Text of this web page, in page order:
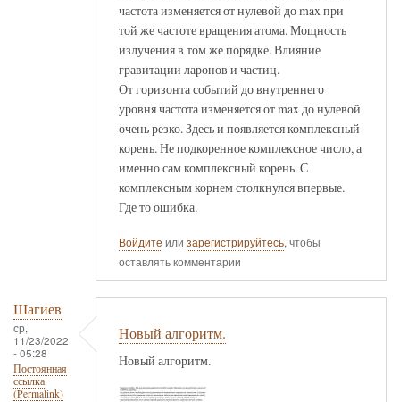
частота изменяется от нулевой до max при
той же частоте вращения атома. Мощность
излучения в том же порядке. Влияние
гравитации ларонов и частиц.
От горизонта событий до внутреннего
уровня частота изменяется от max до нулевой
очень резко. Здесь и появляется комплексный
корень. Не подкоренное комплексное число, а
именно сам комплексный корень. С
комплексным корнем столкнулся впервые.
Где то ошибка.
Войдите или зарегистрируйтесь, чтобы
оставлять комментарии
Шагиев
ср,
11/23/2022
- 05:28
Постоянная
ссылка
(Permalink)
Новый алгоритм.
Новый алгоритм.